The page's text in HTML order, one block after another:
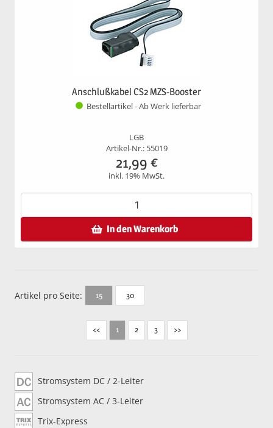
Anschlußkabel CS2 MZS-Booster
Bestellartikel - Ab Werk lieferbar
LGB
Artikel-Nr.: 55019
21,99 €
inkl. 19% MwSt.
In den Warenkorb
Artikel pro Seite: 15 30
<< 1 2 3 >>
Stromsystem DC / 2-Leiter
Stromsystem AC / 3-Leiter
Trix-Express